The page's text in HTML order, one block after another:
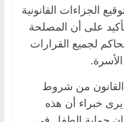
الجزاءات القانونية
على أن المصلحة
لجميع القرارات
من شروط
خبراء أن هذه